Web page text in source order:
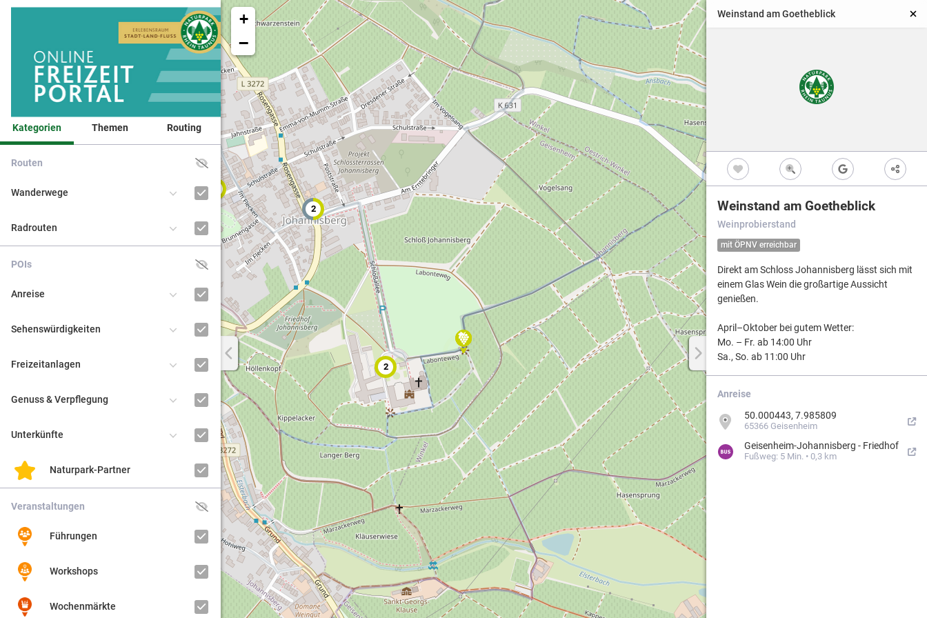
2
2
+
−
Kategorien Themen Routing
Routen
Wanderwege
Radrouten
POIs
Anreise
Sehenswürdigkeiten
Freizeitanlagen
Genuss & Verpflegung
Unterkünfte
Naturpark-Partner
Veranstaltungen
Führungen
Workshops
Wochenmärkte
Veranstaltungen
Naturparkpartner
Kinder und Familien
BNE - Bildung für eine
nachhaltige Entwicklung
Regionale Erzeuger
Kultur
Barrierearme Wege
Freizeitwegenetz
Vollständig beschilderter Freizeitweg.
Freizeitwegenetz in Planung
Nicht beschilderter aber begehbarer Weg.
99 Knotenpunkt
Knoten mit Starttafel
Bietet eine Übersichtskarte des Wandergebiets
und i.d.R. einen Parkplatz. Eignet sich
besonders gut als Einstiegspunkt.
99
S
Ausgewählter Startknoten
Ausgewählter Zwischenknoten
99
Z
Ausgewählter Zielknoten
Knotenpunkt in Planung
Nicht beschilderter Knotenpunkt.
Hilfsknoten
Können bei zwei Punkten mit mehreren
Direktverbindungen zur Routing-Steuerung
verwendet werden.
Weinstand am Goetheblick
Weinstand am Goetheblick
Weinprobierstand
mit ÖPNV erreichbar
Direkt am Schloss Johannisberg lässt sich mit
einem Glas Wein die großartige Aussicht
genießen.
April–Oktober bei gutem Wetter:
Mo. – Fr. ab 14:00 Uhr
Sa., So. ab 11:00 Uhr
Anreise
50.000443, 7.985809
65366 Geisenheim
Geisenheim-Johannisberg - Friedhof
Fußweg: 5 Min. • 0,3 km